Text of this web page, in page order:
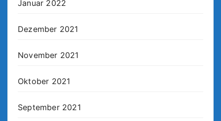
Januar 2022
Dezember 2021
November 2021
Oktober 2021
September 2021